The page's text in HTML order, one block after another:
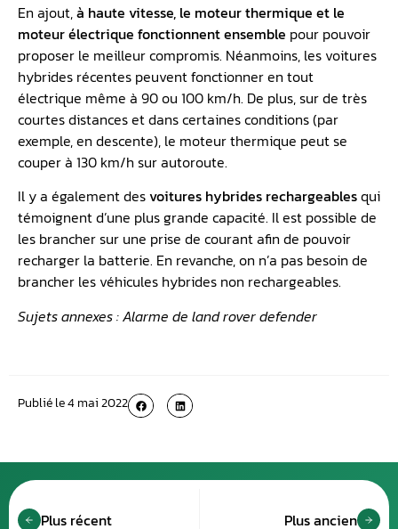
En ajout,à haute vitesse, le moteur thermique et le
moteur électrique fonctionnent ensemble pour pouvoir
proposer le meilleur compromis. Néanmoins, les voitures
hybrides récentes peuvent fonctionner en tout
électrique même à 90 ou 100 km/h. De plus, sur de très
courtes distances et dans certaines conditions (par
exemple, en descente), le moteur thermique peut se
couper à 130 km/h sur autoroute.
Il y a également desvoitures hybrides rechargeablesqui
témoignent d’une plus grande capacité. Il est possible de
les brancher sur une prise de courant afin de pouvoir
recharger la batterie. En revanche, on n’a pas besoin de
brancher les véhicules hybrides non rechargeables.
Sujets annexes : Alarme de land rover defender
Publié le4 mai 2022
Plus récent Plus ancien